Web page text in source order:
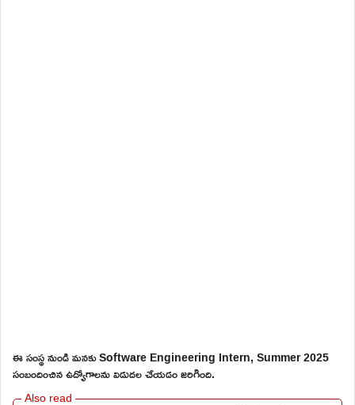
ఈ సంస్థ నుండి మనకు Software Engineering Intern, Summer 2025
సంబందించిన ఉద్యోగాలను విడుదల చేయడం జరిగింది.